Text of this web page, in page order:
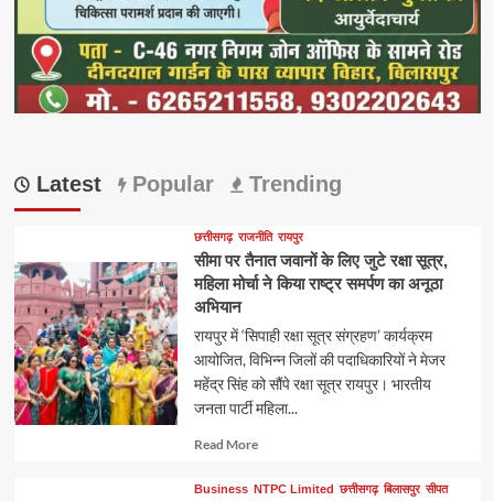
Latest Popular Trending
छत्तीसगढ़ राजनीति रायपुर
सीमा पर तैनात जवानों के लिए जुटे रक्षा सूत्र,
महिला मोर्चा ने किया राष्ट्र समर्पण का अनूठा
अभियान
रायपुर में ‘सिपाही रक्षा सूत्र संग्रहण’ कार्यक्रम
आयोजित, विभिन्न जिलों की पदाधिकारियों ने मेजर
महेंद्र सिंह को सौंपे रक्षा सूत्र रायपुर। भारतीय
जनता पार्टी महिला...
Read MoreRead
about
Business NTPC Limited छत्तीसगढ़ बिलासपुर सीपत